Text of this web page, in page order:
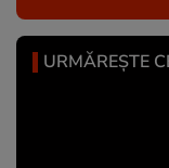
URMĂREȘTE